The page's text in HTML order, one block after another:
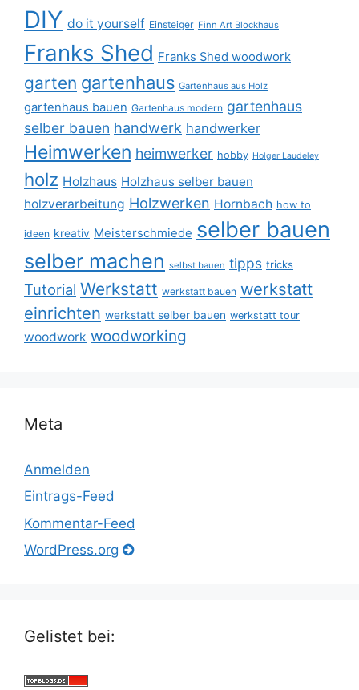
DIY do it yourself Einsteiger Finn Art Blockhaus
Franks Shed Franks Shed woodwork
garten gartenhaus Gartenhaus aus Holz
gartenhaus bauen Gartenhaus modern gartenhaus
selber bauen handwerk handwerker
Heimwerken heimwerker hobby Holger Laudeley
holz Holzhaus Holzhaus selber bauen
holzverarbeitung Holzwerken Hornbach how to
ideen kreativ Meisterschmiede selber bauen
selber machen selbst bauen tipps tricks
Tutorial Werkstatt werkstatt bauen werkstatt
einrichten werkstatt selber bauen werkstatt tour
woodwork woodworking
Meta
Anmelden
Eintrags-Feed
Kommentar-Feed
WordPress.org
Gelistet bei: